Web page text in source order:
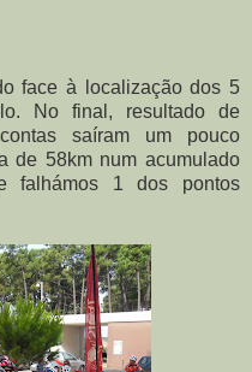
face à localização dos 5
No final, resultado de
saíram um pouco
de 58km num acumulado
falhámos 1 dos pontos